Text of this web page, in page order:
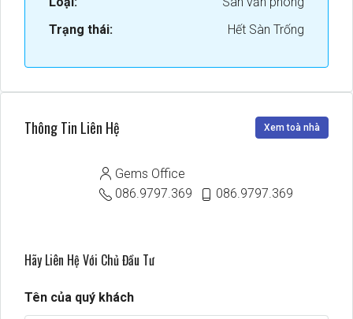
Trạng thái:
Hết Sàn Trống
Thông Tin Liên Hệ Xem toà nhà
Gems Office
086.9797.369
086.9797.369
Hãy Liên Hệ Với Chủ Đầu Tư
Tên của quý khách